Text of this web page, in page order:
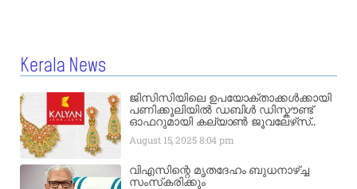
Kerala News
ജിസിസിയിലെ ഉപയോക്താക്കൾക്കായി
പണിക്കൂലിയിൽ ഡബിൾ ഡിസ്കൗണ്ട്
ഓഫറുമായി കല്യാൺ ജൂവലേഴ്‌സ്..
August 15, 20258:04 pm
വിഎസിന്റെ മൃതദേഹം ബുധനാഴ്ച്ച
സംസ്‌കരിക്കും